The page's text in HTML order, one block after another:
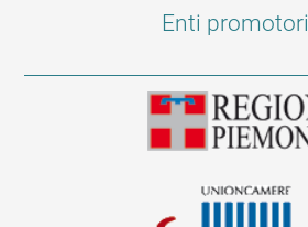
Enti promotori